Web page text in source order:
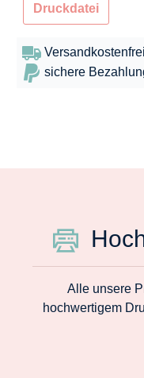
Druckdatei
sichere
Alle unsere
hochwertigem